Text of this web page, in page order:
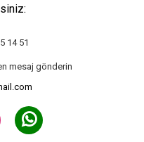
14 51
mesaj gönderin